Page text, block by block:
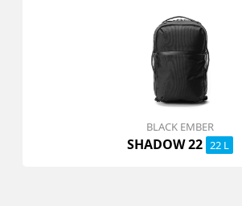
BLACK EMBER
SHADOW 22 22 L